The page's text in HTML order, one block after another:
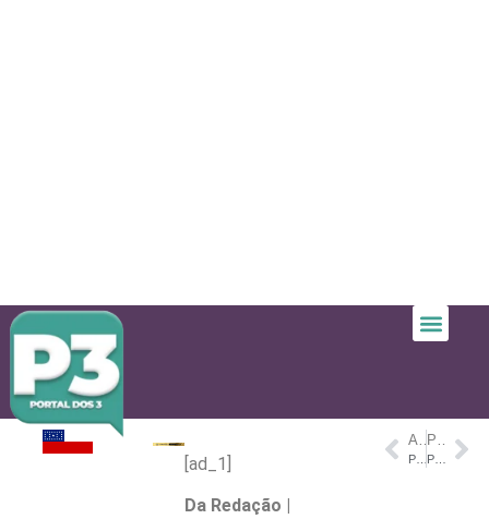
[ad_1]
Da Redação |
ANTERIOR
Prefeito Renato Junior anuncia em rede nacional nova remessa de ajuda à Venezuela e convoca estados e municípios a se unirem em ação humanitária
PRÓXIMO